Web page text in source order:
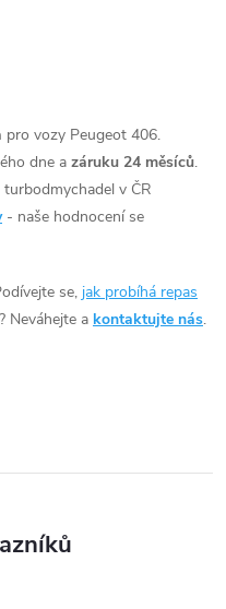
pro vozy Peugeot 406.
dne a záruku 24 měsíců.
v ČR
- naše hodnocení se
se, jak probíhá repas
Neváhejte a kontaktujte nás.